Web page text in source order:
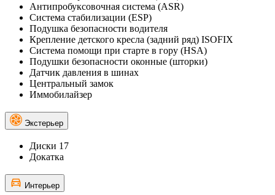
Антипробуксовочная система (ASR)
Система стабилизации (ESP)
Подушка безопасности водителя
Крепление детского кресла (задний ряд) ISOFIX
Система помощи при старте в гору (HSA)
Подушки безопасности оконные (шторки)
Датчик давления в шинах
Центральный замок
Иммобилайзер
Экстерьер
Диски 17
Докатка
Интерьер